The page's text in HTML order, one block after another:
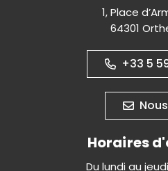
1, Place
64301
+33 5
Horaires
Du lundi au